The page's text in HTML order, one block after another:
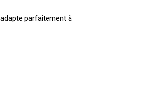
parfaitement à